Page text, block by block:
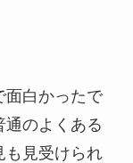
面白かったで
のよくある
も見受けられ